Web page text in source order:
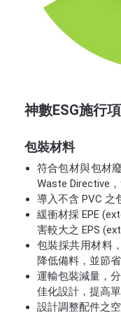
神數ESG施行
包裝材料
符合包材與包材
Waste Directive，
導入不含 PVC 之
緩衝材採 EPE
害較大之 EPS
包裝採共用材料
降低備料，並節
運輸包裝減量，
佳化設計，提高
設計調整配件之